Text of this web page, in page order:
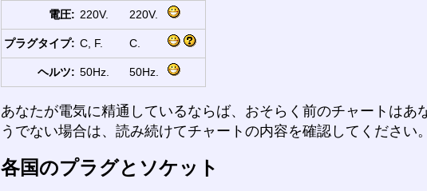
電圧: 220V. 220V.
プラグタイプ: C, F. C.
ヘルツ: 50Hz. 50Hz.
あなたが電気に精通しているならば、おそらく前のチャートはあ
うでない場合は、読み続けてチャートの内容を確認してください。
各国のプラグとソケット